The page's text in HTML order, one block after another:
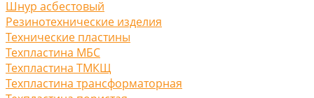
Шнур асбестовый
Резинотехнические изделия
Технические пластины
Техпластина МБС
Техпластина ТМКЩ
Техпластина трансформаторная